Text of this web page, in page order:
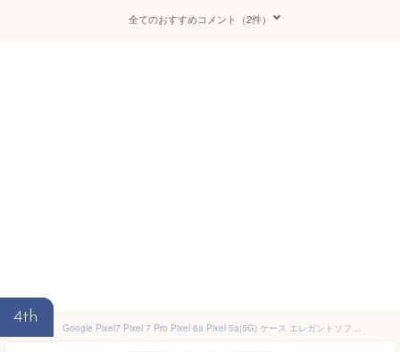
全てのおすすめコメント（2件）
4th
Google Pixel7 Pixel 7 Pro Pixel 6a Pixel 5a(5G) ケース エレガントソフトケース カバー スマホリング ストラップホール TPU 回転 スタンド 高級感 上品 シック カラー グーグル ピクセル スマホ 携帯 おすすめ おしゃれ かわいい au SoftBank ソフトバンク SIMフリー 7Pro